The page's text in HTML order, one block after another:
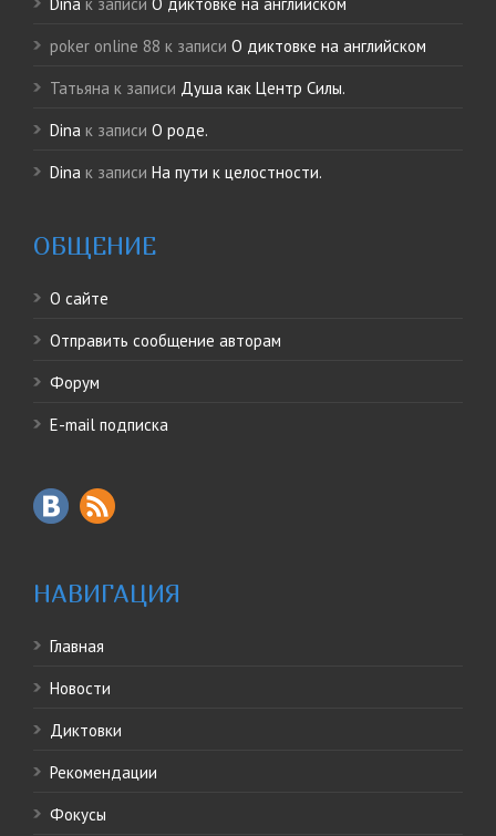
Dina к записи О диктовке на английском
poker online 88 к записи О диктовке на английском
Татьяна к записи Душа как Центр Силы.
Dina к записи О роде.
Dina к записи На пути к целостности.
ОБЩЕНИЕ
О сайте
Отправить сообщение авторам
Форум
E-mail подписка
НАВИГАЦИЯ
Главная
Новости
Диктовки
Рекомендации
Фокусы